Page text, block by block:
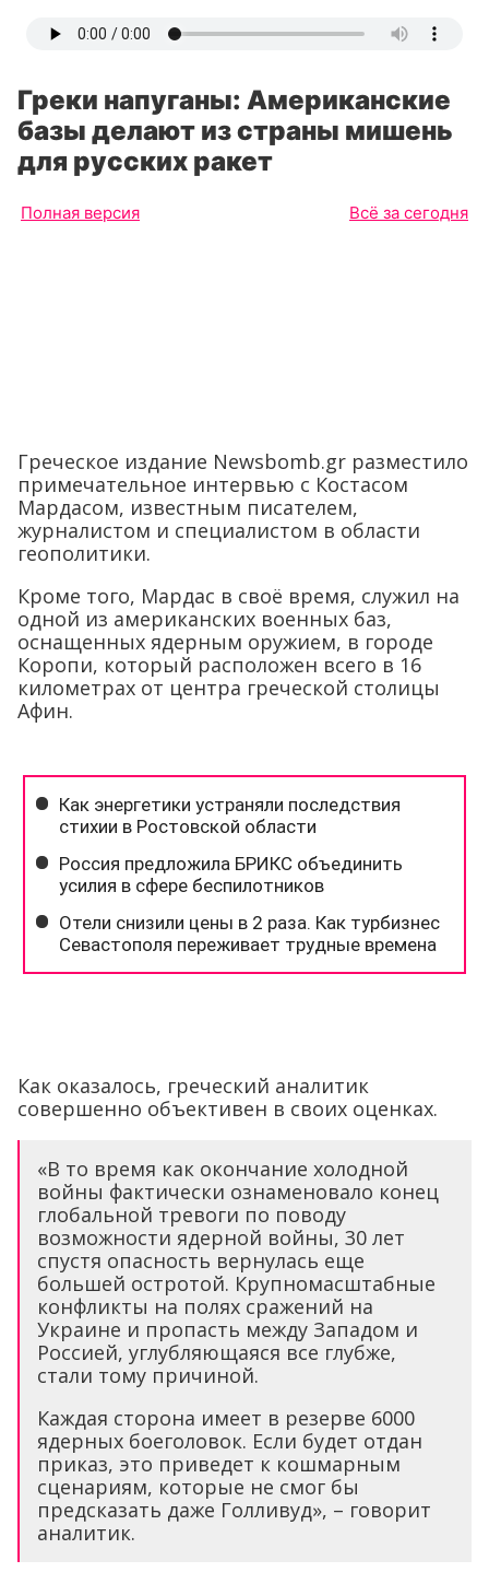
Греки напуганы: Американские
базы делают из страны мишень
для русских ракет
Полная версия Всё за сегодня
Греческое издание Newsbomb.gr разместило
примечательное интервью с Костасом
Мардасом, известным писателем,
журналистом и специалистом в области
геополитики.
Кроме того, Мардас в своё время, служил на
одной из американских военных баз,
оснащенных ядерным оружием, в городе
Коропи, который расположен всего в 16
километрах от центра греческой столицы
Афин.
Как оказалось, греческий аналитик
совершенно объективен в своих оценках.
«В то время как окончание холодной
войны фактически ознаменовало конец
глобальной тревоги по поводу
возможности ядерной войны, 30 лет
спустя опасность вернулась еще
большей остротой. Крупномасштабные
конфликты на полях сражений на
Украине и пропасть между Западом и
Россией, углубляющаяся все глубже,
стали тому причиной.
Каждая сторона имеет в резерве 6000
ядерных боеголовок. Если будет отдан
приказ, это приведет к кошмарным
сценариям, которые не смог бы
предсказать даже Голливуд», – говорит
аналитик.